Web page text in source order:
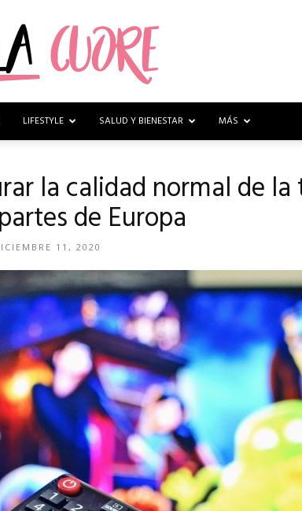
Hola
–
La
LIFESTYLE SALUD Y BIENESTAR MÁS
la calidad normal de
de Europa
11, 2020